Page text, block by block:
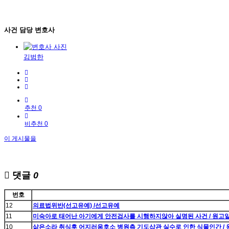
사건 담당 변호사
김범한
추천 0
비추천 0
이 게시물을
댓글 0
번호
12
의료법위반(선고유예) /선고유예
11
미숙아로 태어난 아기에게 안전검사를 시행하지않아 실명된 사건 / 원고
10
삶은소라 취식후 어지러움호소 병원측 기도삽관 실수로 인한 식물인간 /